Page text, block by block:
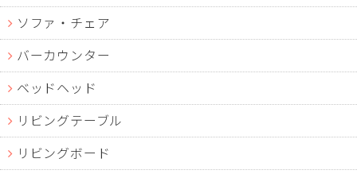
ソファ・チェア
バーカウンター
ベッドヘッド
リビングテーブル
リビングボード